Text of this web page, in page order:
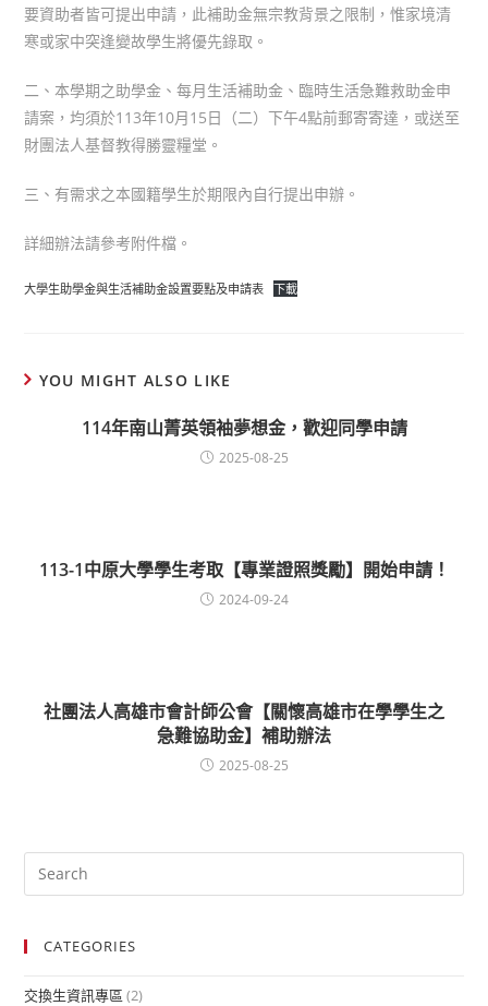
要資助者皆可提出申請，此補助金無宗教背景之限制，惟家境清
寒或家中突逢變故學生將優先錄取。
二、本學期之助學金、每月生活補助金、臨時生活急難救助金申
請案，均須於113年10月15日（二）下午4點前郵寄寄達，或送至
財團法人基督教得勝靈糧堂。
三、有需求之本國籍學生於期限內自行提出申辦。
詳細辦法請參考附件檔。
大學生助學金與生活補助金設置要點及申請表 下載
YOU MIGHT ALSO LIKE
114年南山菁英領袖夢想金，歡迎同學申請
2025-08-25
113-1中原大學學生考取【專業證照獎勵】開始申請！
2024-09-24
社團法人高雄市會計師公會【關懷高雄市在學學生之
急難協助金】補助辦法
2025-08-25
CATEGORIES
交換生資訊專區 (2)